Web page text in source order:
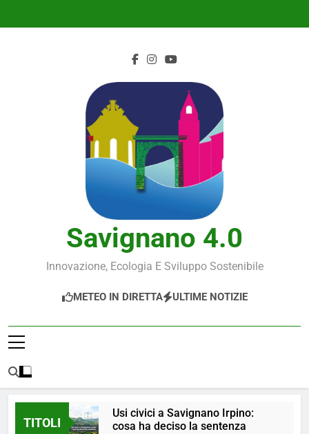
Savignano 4.0
Innovazione, Ecologia E Sviluppo Sostenibile
METEO IN DIRETTA ULTIME NOTIZIE
TITOLI
Usi civici a Savignano Irpino:
cosa ha deciso la sentenza